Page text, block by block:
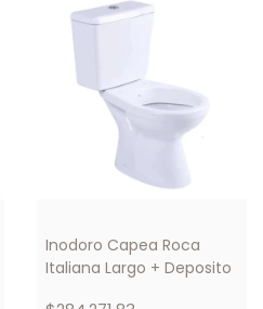
Inodoro Capea Roca
Italiana Largo + Deposito